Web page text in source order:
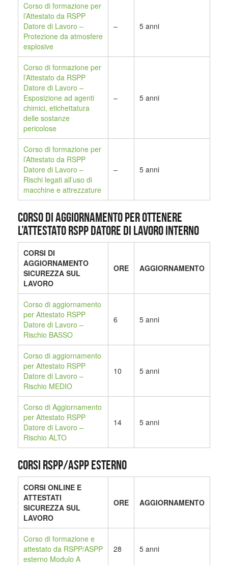
Corso di formazione per
l’Attestato da RSPP
Datore di Lavoro –
Protezione da atmosfere
esplosive
– 5 anni
Corso di formazione per
l’Attestato da RSPP
Datore di Lavoro –
Esposizione ad agenti
chimici, etichettatura
delle sostanze
pericolose
– 5 anni
Corso di formazione per
l’Attestato da RSPP
Datore di Lavoro –
Rischi legati all’uso di
macchine e attrezzature
– 5 anni
CORSO DI AGGIORNAMENTO PER OTTENERE
L’ATTESTATO RSPP DATORE DI LAVORO INTERNO
CORSI DI
AGGIORNAMENTO
SICUREZZA SUL
LAVORO
ORE AGGIORNAMENTO
Corso di aggiornamento
per Attestato RSPP
Datore di Lavoro –
Rischio BASSO
6 5 anni
Corso di aggiornamento
per Attestato RSPP
Datore di Lavoro –
Rischio MEDIO
10 5 anni
Corso di Aggiornamento
per Attestato RSPP
Datore di Lavoro –
Rischio ALTO
14 5 anni
CORSI RSPP/ASPP ESTERNO
CORSI ONLINE E
ATTESTATI
SICUREZZA SUL
LAVORO
ORE AGGIORNAMENTO
Corso di formazione e
attestato da RSPP/ASPP
esterno Modulo A
28 5 anni